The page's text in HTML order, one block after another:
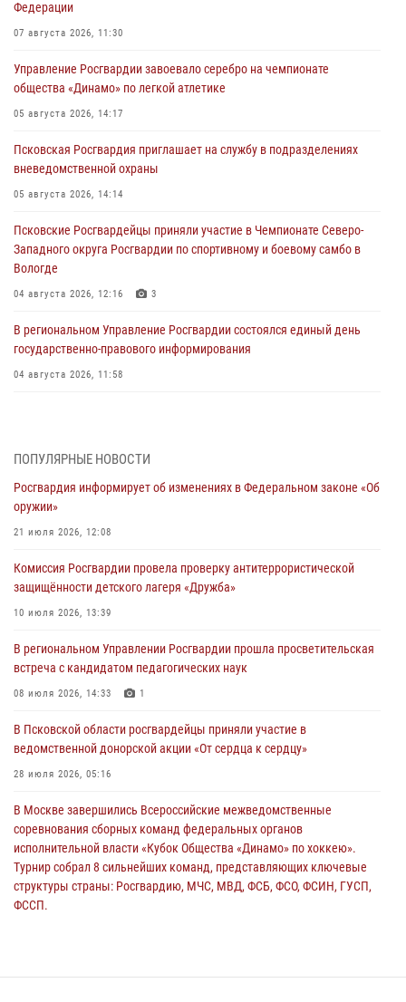
Федерации
07 августа 2026, 11:30
Управление Росгвардии завоевало серебро на чемпионате
общества «Динамо» по легкой атлетике
05 августа 2026, 14:17
Псковская Росгвардия приглашает на службу в подразделениях
вневедомственной охраны
05 августа 2026, 14:14
Псковские Росгвардейцы приняли участие в Чемпионате Северо-
Западного округа Росгвардии по спортивному и боевому самбо в
Вологде
04 августа 2026, 12:16 3
В региональном Управление Росгвардии состоялся единый день
государственно-правового информирования
04 августа 2026, 11:58
03 августа 2026, 17:21
21 единицу оружия изъяли Псковские росгвардейцы за неделю
03 августа 2026, 14:10
безопасности во время празднования Дня ВДВ
улицу Труда
31 июля 2026, 13:53
Всероссийского конкурса профессионального мастерства среди
сотрудников вневедомственной охраны Росгвардии, Псковские
Росгвардейцы одержали победу
ПОПУЛЯРНЫЕ НОВОСТИ
Росгвардия информирует об изменениях в Федеральном законе «Об
оружии»
21 июля 2026, 12:08
Комиссия Росгвардии провела проверку антитеррористической
защищённости детского лагеря «Дружба»
10 июля 2026, 13:39
В региональном Управлении Росгвардии прошла просветительская
встреча с кандидатом педагогических наук
08 июля 2026, 14:33 1
В Псковской области росгвардейцы приняли участие в
ведомственной донорской акции «От сердца к сердцу»
28 июля 2026, 05:16
В Москве завершились Всероссийские межведомственные
соревнования сборных команд федеральных органов
исполнительной власти «Кубок Общества «Динамо» по хоккею».
Турнир собрал 8 сильнейших команд, представляющих ключевые
структуры страны: Росгвардию, МЧС, МВД, ФСБ, ФСО, ФСИН, ГУСП,
ФССП.